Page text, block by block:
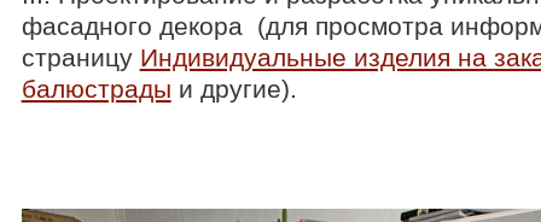
фасадного декора (для просмотра
страницу Индивидуальные изделия на
балюстрады и другие).